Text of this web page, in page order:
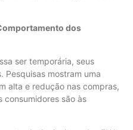
dos
ser temporária, seus
Pesquisas mostram uma
alta e redução nas compras,
consumidores são às